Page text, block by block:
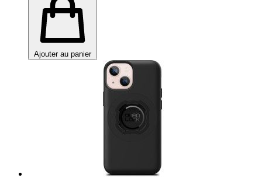
Ajouter au panier